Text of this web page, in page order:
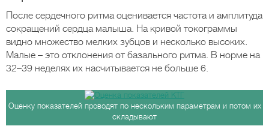
После сердечного ритма оценивается частота и амплитуда
сокращений сердца малыша. На кривой токограммы
видно множество мелких зубцов и несколько высоких.
Малые – это отклонения от базального ритма. В норме на
32–39 неделях их насчитывается не больше 6.
Оценку показателей проводят по нескольким параметрам и потом их
складывают